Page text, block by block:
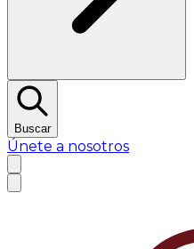
Buscar
Únete a nosotros